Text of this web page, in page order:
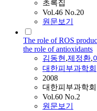
초록집
Vol.46 No.20
원문보기
The role of ROS
the role of antioxidants
김동현,제정환,
대한피부과학회
2008
대한피부과학
Vol.60 No.2
원문보기